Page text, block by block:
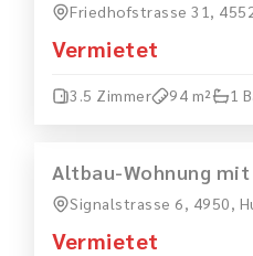
Friedhofstrasse 31,
Vermietet
3.5 Zimmer 94 m² 1
MIETEN VERMIETET
Altbau-Wohnung mit
Signalstrasse 6, 4950,
Vermietet